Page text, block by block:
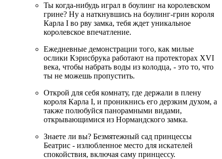
Ты когда-нибудь играл в боулинг на королевском
грине? Ну а наткнувшись на боулинг-грин короля
Карла I во рву замка, тебя ждет уникальное
королевское впечатление.
Ежедневные демонстрации того, как милые
ослики Кэрисбрука работают на протекторах XVI
века, чтобы набрать воды из колодца, - это то, что
ты не можешь пропустить.
Открой для себя комнату, где держали в плену
короля Карла I, и проникнись его дерзким духом, а
также полюбуйся панорамными видами,
открывающимися из Нормандского замка.
Знаете ли вы? Безмятежный сад принцессы
Беатрис - излюбленное место для искателей
спокойствия, включая саму принцессу.